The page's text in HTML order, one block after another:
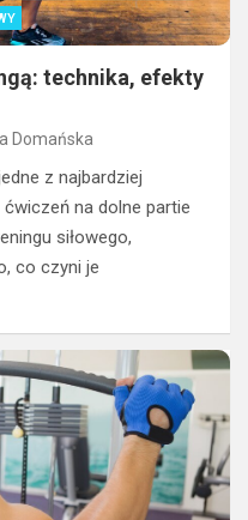
technika, efekty
Domańska
z najbardziej
na dolne partie
siłowego,
co czyni je